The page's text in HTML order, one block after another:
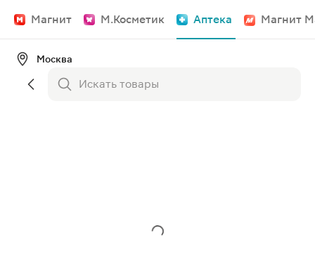
Магнит М.Косметик Аптека Магнит
Москва